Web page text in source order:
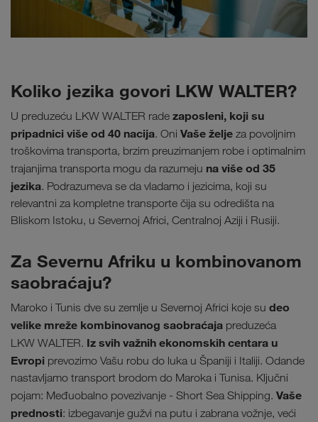
Koliko jezika govori LKW WALTER?
U preduzeću LKW WALTER rade zaposleni, koji su
pripadnici više od 40 nacija. Oni Vaše želje za povoljnim
troškovima transporta, brzim preuzimanjem robe i optimalnim
trajanjima transporta mogu da razumeju na više od 35
jezika. Podrazumeva se da vladamo i jezicima, koji su
relevantni za kompletne transporte čija su odredišta na
Bliskom Istoku, u Severnoj Africi, Centralnoj Aziji i Rusiji.
Za Severnu Afriku u kombinovanom
saobraćaju?
Maroko i Tunis dve su zemlje u Severnoj Africi koje su deo
velike mreže kombinovanog saobraćaja preduzeća
LKW WALTER. Iz svih važnih ekonomskih centara u
Evropi prevozimo Vašu robu do luka u Španiji i Italiji. Odande
nastavljamo transport brodom do Maroka i Tunisa. Ključni
pojam: Međuobalno povezivanje - Short Sea Shipping. Vaše
prednosti: izbegavanje gužvi na putu i zabrana vožnje, veći